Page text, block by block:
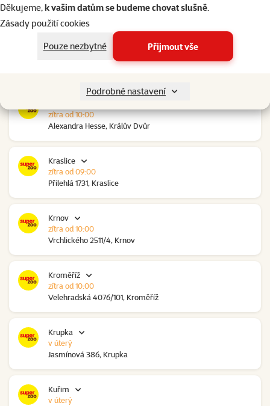
Děkujeme,k vašim datům se budeme chovat slušně.
Zásady použití cookies
Pouze nezbytné
Přijmout vše
Podrobné nastavení
Ovčáry 304, Ovčáry
Kozomín
Alexandra Hesse, Králův Dvůr
zítra od 10:00
Kraslice
Přilehlá 1731, Kraslice
zítra od 09:00
Krnov
Vrchlického 2511/4, Krnov
zítra od 10:00
Kroměříž
Velehradská 4076/101, Kroměříž
zítra od 10:00
Krupka
Jasmínová 386, Krupka
v úterý
Kuřim
v úterý